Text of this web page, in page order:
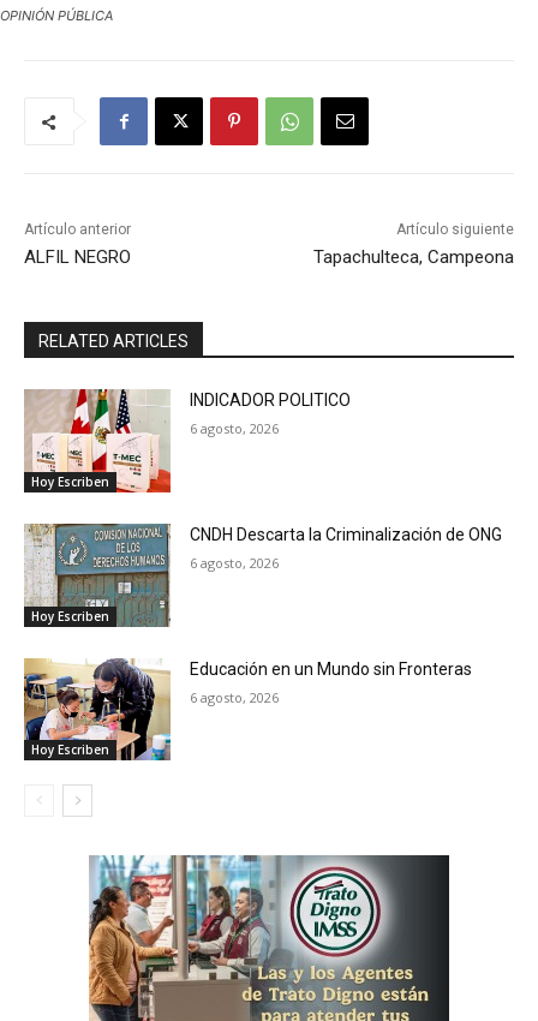
OPINIÓN PÚBLICA
Artículo anterior
ALFIL NEGRO
Artículo siguiente
Tapachulteca, Campeona
RELATED ARTICLES
Hoy Escriben
INDICADOR POLITICO
6 agosto, 2026
Hoy Escriben
CNDH Descarta la Criminalización de ONG
6 agosto, 2026
Hoy Escriben
Educación en un Mundo sin Fronteras
6 agosto, 2026